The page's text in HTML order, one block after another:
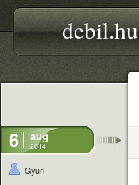
debil.hu
6 aug
2014
Gyuri